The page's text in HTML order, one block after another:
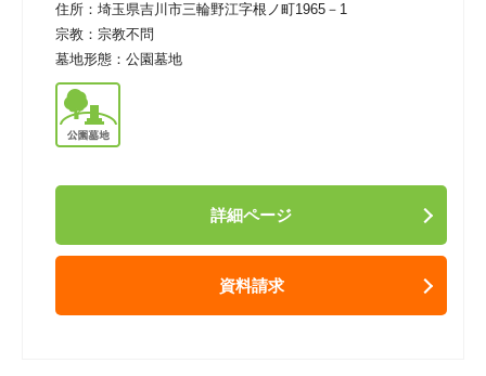
住所： 埼玉県吉川市三輪野江字根ノ町1965－1
宗教： 宗教不問
墓地形態： 公園墓地
詳細ページ
資料請求